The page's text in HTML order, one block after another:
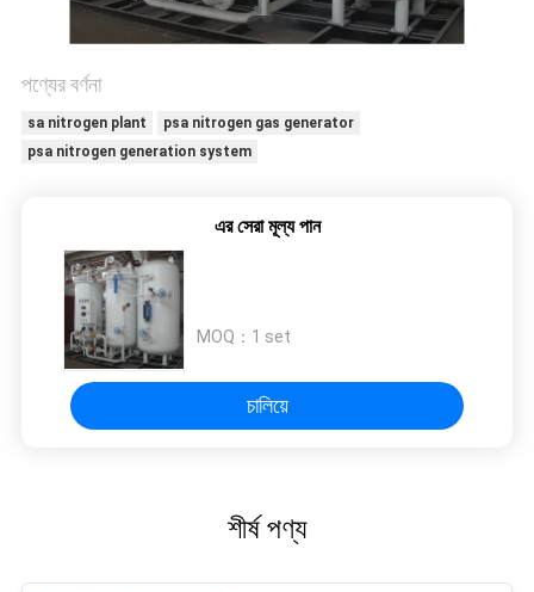
SITEMAP
গোপনীয়তা
নীতি
পণ্যের বর্ণনা
sa nitrogen plant
psa nitrogen gas generator
psa nitrogen generation system
এর সেরা মূল্য পান
MOQ： 1 set
চালিয়ে
শীর্ষ পণ্য